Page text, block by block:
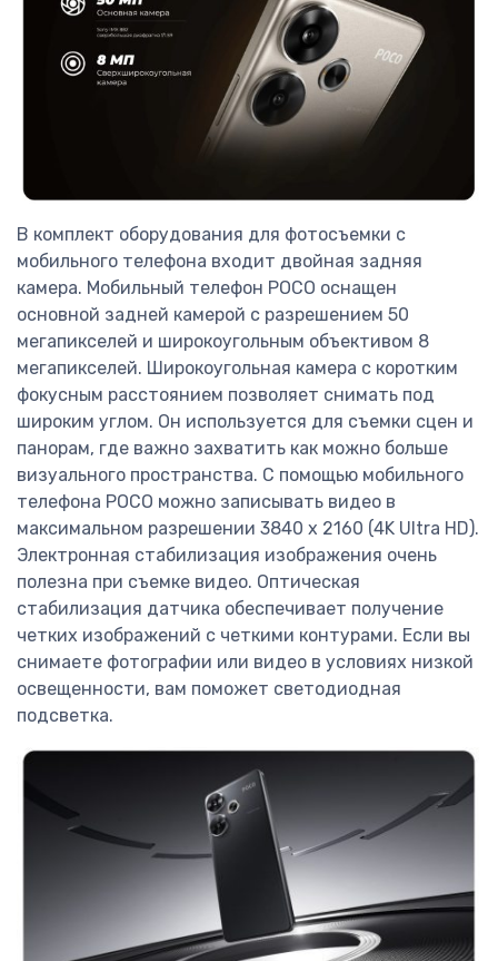
В комплект оборудования для фотосъемки с
мобильного телефона входит двойная задняя
камера. Мобильный телефон POCO оснащен
основной задней камерой с разрешением 50
мегапикселей и широкоугольным объективом 8
мегапикселей. Широкоугольная камера с коротким
фокусным расстоянием позволяет снимать под
широким углом. Он используется для съемки сцен и
панорам, где важно захватить как можно больше
визуального пространства. С помощью мобильного
телефона POCO можно записывать видео в
максимальном разрешении 3840 x 2160 (4K Ultra HD).
Электронная стабилизация изображения очень
полезна при съемке видео. Оптическая
стабилизация датчика обеспечивает получение
четких изображений с четкими контурами. Если вы
снимаете фотографии или видео в условиях низкой
освещенности, вам поможет светодиодная
подсветка.